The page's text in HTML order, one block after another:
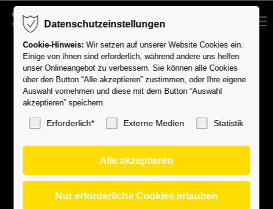
Verein
Abteilungen
Aktuelles
Downloads
Kontakt
Datenschutzeinstellungen
Cookie-Hinweis: Wir setzen auf unserer Website Cookies ein.
Einige von ihnen sind erforderlich, während andere uns helfen
unser Onlineangebot zu verbessern. Sie können alle Cookies
über den Button “Alle akzeptieren” zustimmen, oder Ihre eigene
Auswahl vornehmen und diese mit dem Button “Auswahl
akzeptieren” speichern.
Erforderlich* Externe Medien Statistik
Volleyball
Aktuelles
Termine
Camps
Downloads
Termine